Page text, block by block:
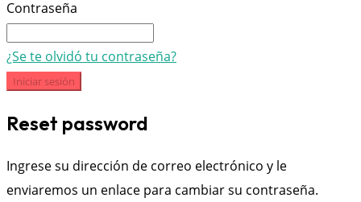
Contraseña
¿Se te olvidó tu contraseña?
Iniciar sesión
Reset password
Ingrese su dirección de correo electrónico y le
enviaremos un enlace para cambiar su contraseña.